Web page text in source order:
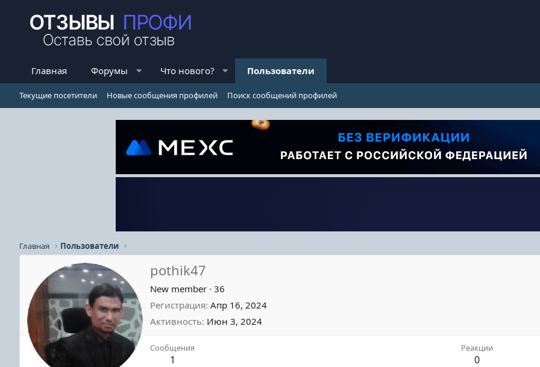
Главная Форумы Что нового? Пользователи
Текущие посетители Новые сообщения профилей Поиск сообщений профилей
Главная Пользователи
pothik47
New member · 36
Регистрация Апр 16, 2024
Активность Июн 3, 2024
Сообщения
1
Реакции
0